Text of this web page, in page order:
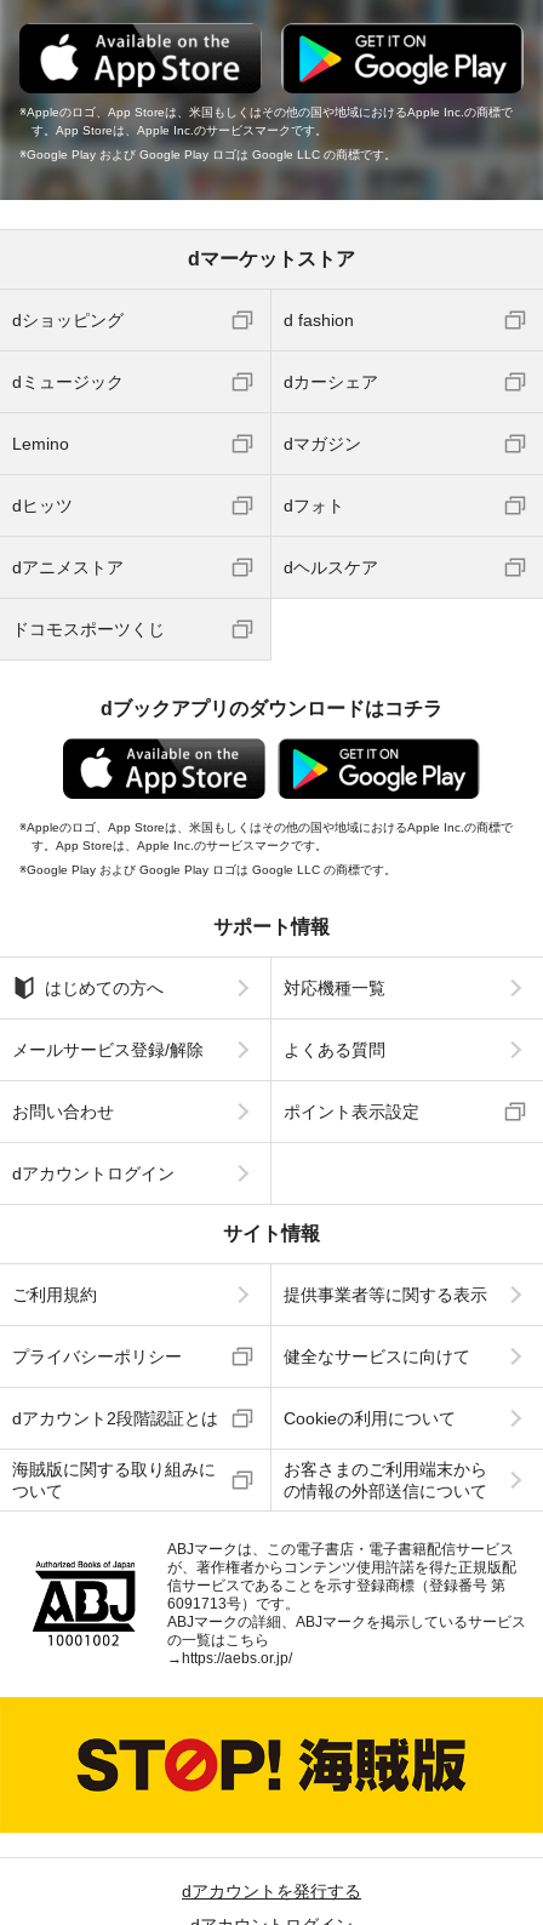
Appleのロゴ、App Storeは、米国もしくはその他の国や地域におけるApple Inc.の商標で
す。App Storeは、Apple Inc.のサービスマークです。
Google Play および Google Play ロゴは Google LLC の商標です。
dマーケットストア
dショッピング d fashion
dミュージック dカーシェア
Lemino dマガジン
dヒッツ dフォト
dアニメストア dヘルスケア
ドコモスポーツくじ
dブックアプリのダウンロードはコチラ
Appleのロゴ、App Storeは、米国もしくはその他の国や地域におけるApple Inc.の商標で
す。App Storeは、Apple Inc.のサービスマークです。
Google Play および Google Play ロゴは Google LLC の商標です。
サポート情報
はじめての方へ 対応機種一覧
メールサービス登録/解除 よくある質問
お問い合わせ ポイント表示設定
dアカウントログイン
サイト情報
ご利用規約 提供事業者等に関する表示
プライバシーポリシー 健全なサービスに向けて
dアカウント2段階認証とは Cookieの利用について
海賊版に関する取り組みに
ついて
お客さまのご利用端末から
の情報の外部送信について
ABJマークは、この電子書店・電子書籍配信サービス
が、著作権者からコンテンツ使用許諾を得た正規版配
信サービスであることを示す登録商標（登録番号 第
6091713号）です。
ABJマークの詳細、ABJマークを掲示しているサービス
の一覧はこちら
→https://aebs.or.jp/
dアカウントを発行する